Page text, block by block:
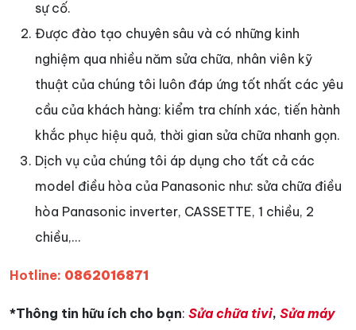
sự cố.
Được đào tạo chuyên sâu và có những kinh
nghiệm qua nhiều năm sửa chữa, nhân viên kỹ
thuật của chúng tôi luôn đáp ứng tốt nhất các yêu
cầu của khách hàng: kiểm tra chính xác, tiến hành
khắc phục hiệu quả, thời gian sửa chữa nhanh gọn.
Dịch vụ của chúng tôi áp dụng cho tất cả các
model điều hòa của Panasonic như: sửa chữa điều
hòa Panasonic inverter, CASSETTE, 1 chiều, 2
chiều,…
Hotline: 0862016871
*Thông tin hữu ích cho bạn: Sửa chữa tivi, Sửa máy